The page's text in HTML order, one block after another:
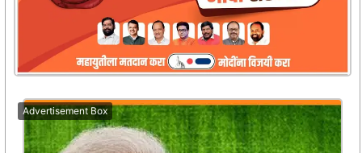
Advertisement Box